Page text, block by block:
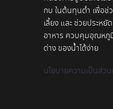
กบ ในต้นทุนต่ำ เพื่อช่
เลี้ยง และ ช่วยประหยั
อาหาร ควบคุมอุณหภู
ด่าง ของน้ำได้ง่าย
นโยบายความเป็นส่ว